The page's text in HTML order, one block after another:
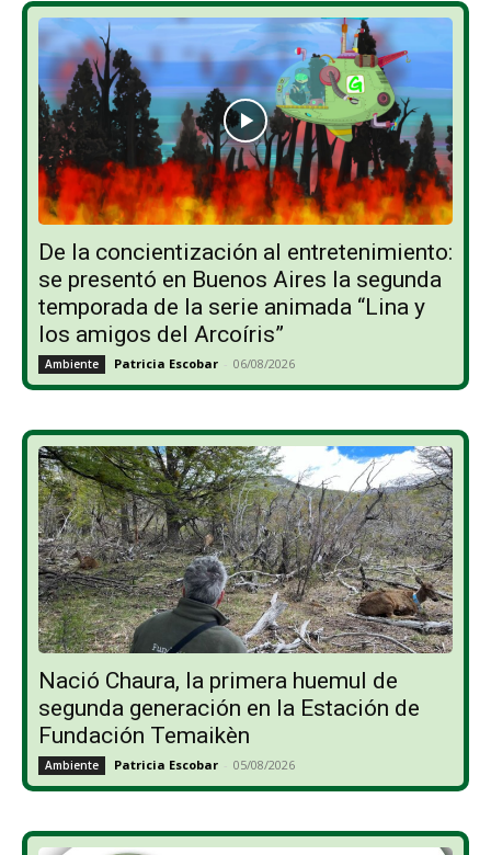
De la concientización al entretenimiento:
se presentó en Buenos Aires la segunda
temporada de la serie animada “Lina y
los amigos del Arcoíris”
Ambiente Patricia Escobar - 06/08/2026
Nació Chaura, la primera huemul de
segunda generación en la Estación de
Fundación Temaikèn
Ambiente Patricia Escobar - 05/08/2026